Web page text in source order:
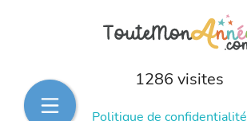
1286 visites
Politique de confidentialité